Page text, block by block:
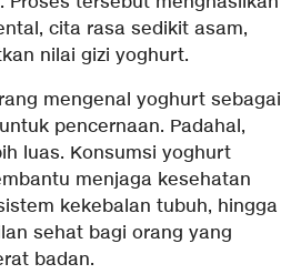
cita rasa sedikit asam,
nilai gizi yoghurt.
mengenal yoghurt sebagai
pencernaan. Padahal,
luas. Konsumsi yoghurt
menjaga kesehatan
kekebalan tubuh, hingga
sehat bagi orang yang
badan.